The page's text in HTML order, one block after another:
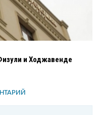
и Ходжавенде